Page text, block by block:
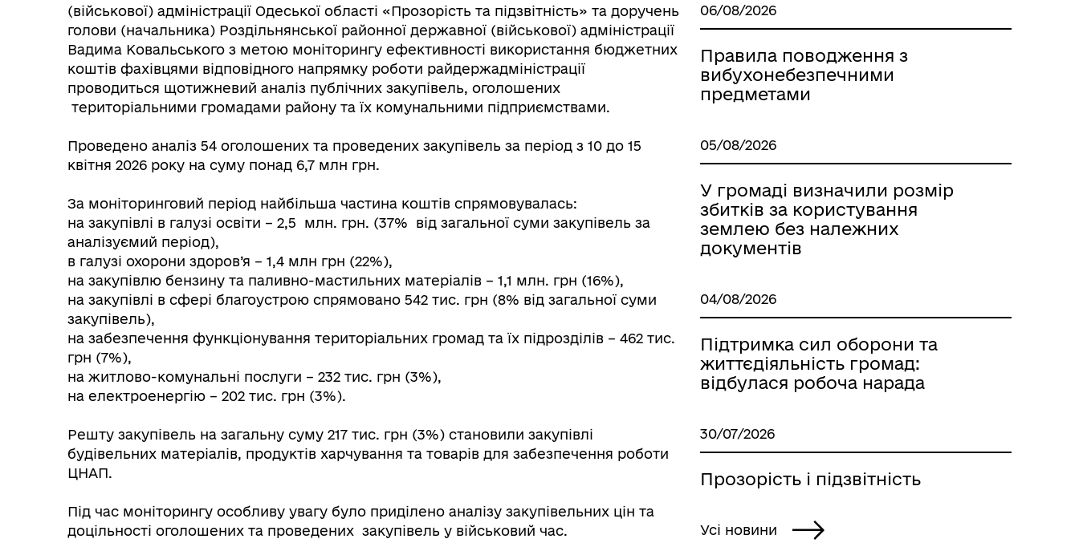
Графіки прийому громадян
Колегіальні органи (ради,
робочі групи, комісії)
Інформаційна безпека та
технічний захист інформації
Радіаційний фон
ветеранам та їхнім родинам
Електронна черга в ТЦК
(військової) адміністрації Одеської області «Прозорість та підзвітність» та доручень
голови (начальника) Роздільнянської районної державної (військової) адміністрації
Вадима Ковальського з метою моніторингу ефективності використання бюджетних
коштів фахівцями відповідного напрямку роботи райдержадміністрації
проводиться щотижневий аналіз публічних закупівель, оголошених
територіальними громадами району та їх комунальними підприємствами.
Проведено аналіз 54 оголошених та проведених закупівель за період з 10 до 15
квітня 2026 року на суму понад 6,7 млн грн.
За моніторинговий період найбільша частина коштів спрямовувалась:
на закупівлі в галузі освіти – 2,5 млн. грн. (37% від загальної суми закупівель за
аналізуємий період),
в галузі охорони здоров’я – 1,4 млн грн (22%),
на закупівлю бензину та паливно-мастильних матеріалів – 1,1 млн. грн (16%),
на закупівлі в сфері благоустрою спрямовано 542 тис. грн (8% від загальної суми
закупівель),
на забезпечення функціонування територіальних громад та їх підрозділів – 462 тис.
грн (7%),
на житлово-комунальні послуги – 232 тис. грн (3%),
на електроенергію – 202 тис. грн (3%).
Решту закупівель на загальну суму 217 тис. грн (3%) становили закупівлі
будівельних матеріалів, продуктів харчування та товарів для забезпечення роботи
ЦНАП.
Під час моніторингу особливу увагу було приділено аналізу закупівельних цін та
доцільності оголошених та проведених закупівель у військовий час.
06/08/2026
Правила поводження з
вибухонебезпечними
предметами
05/08/2026
У громаді визначили розмір
збитків за користування
землею без належних
документів
04/08/2026
Підтримка сил оборони та
життєдіяльність громад:
відбулася робоча нарада
30/07/2026
Прозорість і підзвітність
Усі новини